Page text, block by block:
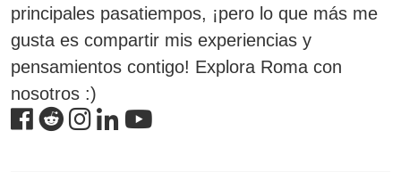
principales pasatiempos, ¡pero lo que más me
gusta es compartir mis experiencias y
pensamientos contigo! Explora Roma con
nosotros :)